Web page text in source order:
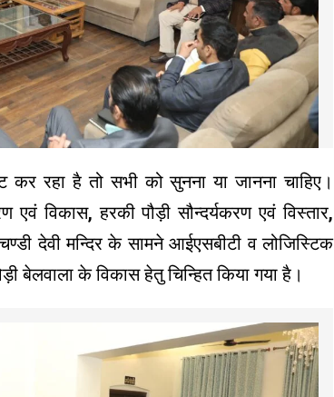
कर रहा है तो सभी को सुनना या जानना चाहिए।
एवं विकास, हरकी पौड़ी सौन्दर्यकरण एवं विस्तार,
देवी मन्दिर के सामने आईएसबीटी व लोजिस्टिक
बेलवाला के विकास हेतु चिन्हित किया गया है।